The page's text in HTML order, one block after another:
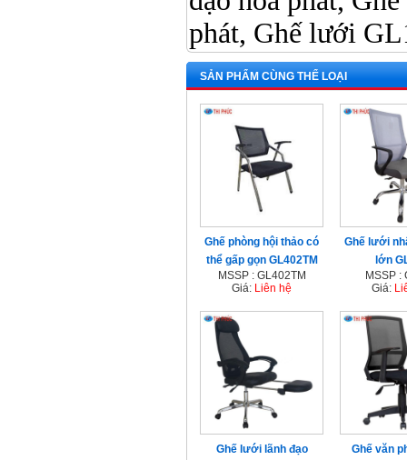
phát, Ghế lưới
SẢN PHẨM CÙNG THỂ LOẠI
Ghế phòng hội thảo có
thể gấp gọn GL402TM
MSSP : GL402TM
Giá: Liên hệ
Ghế lưới
lớn
MSSP :
Giá:
Ghế lưới lãnh đạo
Ghế văn